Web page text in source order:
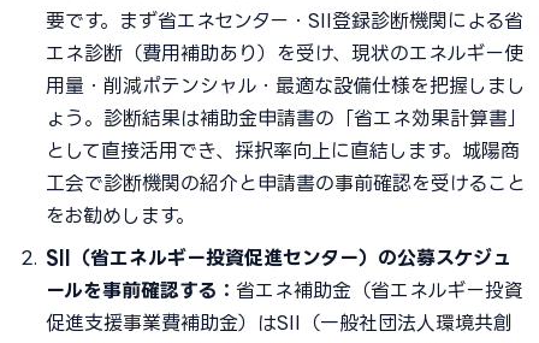
要です。まず省エネセンター・SII登録診断機関による省
エネ診断（費用補助あり）を受け、現状のエネルギー使
用量・削減ポテンシャル・最適な設備仕様を把握しまし
ょう。診断結果は補助金申請書の「省エネ効果計算書」
として直接活用でき、採択率向上に直結します。城陽商
工会で診断機関の紹介と申請書の事前確認を受けること
をお勧めします。
SII（省エネルギー投資促進センター）の公募スケジュ
ールを事前確認する： 省エネ補助金（省エネルギー投資
促進支援事業費補助金）はSII（一般社団法人環境共創